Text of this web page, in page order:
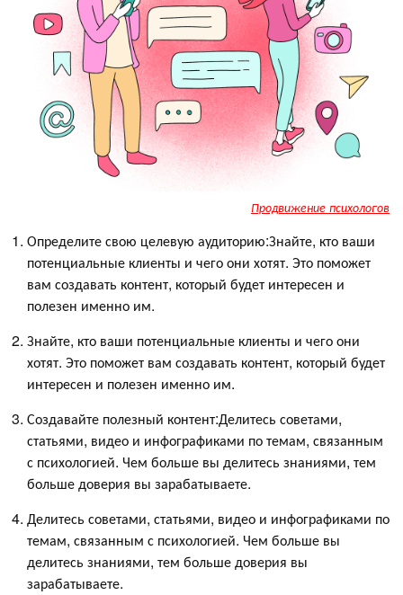
Продвижение психологов
Определите свою целевую аудиторию:Знайте, кто ваши
потенциальные клиенты и чего они хотят. Это поможет
вам создавать контент, который будет интересен и
полезен именно им.
Знайте, кто ваши потенциальные клиенты и чего они
хотят. Это поможет вам создавать контент, который будет
интересен и полезен именно им.
Создавайте полезный контент:Делитесь советами,
статьями, видео и инфографиками по темам, связанным
с психологией. Чем больше вы делитесь знаниями, тем
больше доверия вы зарабатываете.
Делитесь советами, статьями, видео и инфографиками по
темам, связанным с психологией. Чем больше вы
делитесь знаниями, тем больше доверия вы
зарабатываете.